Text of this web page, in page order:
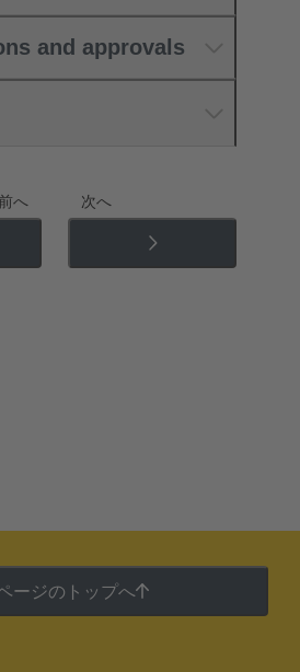
and approvals
へ 次へ
ージのトップへ